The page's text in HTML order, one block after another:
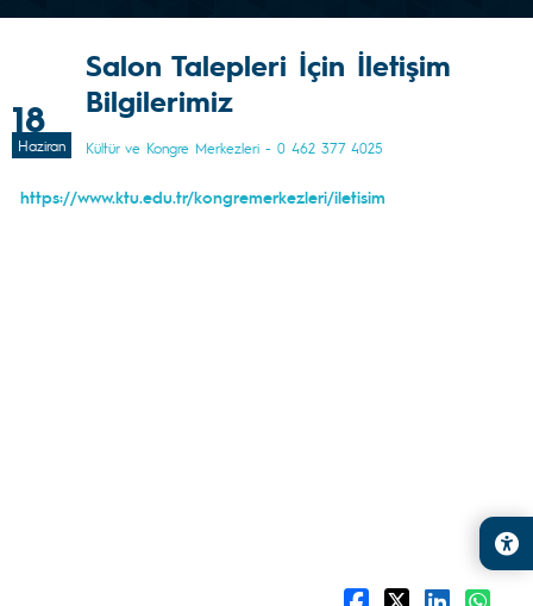
18
Haziran
Salon Talepleri İçin İletişim
Bilgilerimiz
Kültür ve Kongre Merkezleri - 0 462 377 4025
https://www.ktu.edu.tr/kongremerkezleri/iletisim